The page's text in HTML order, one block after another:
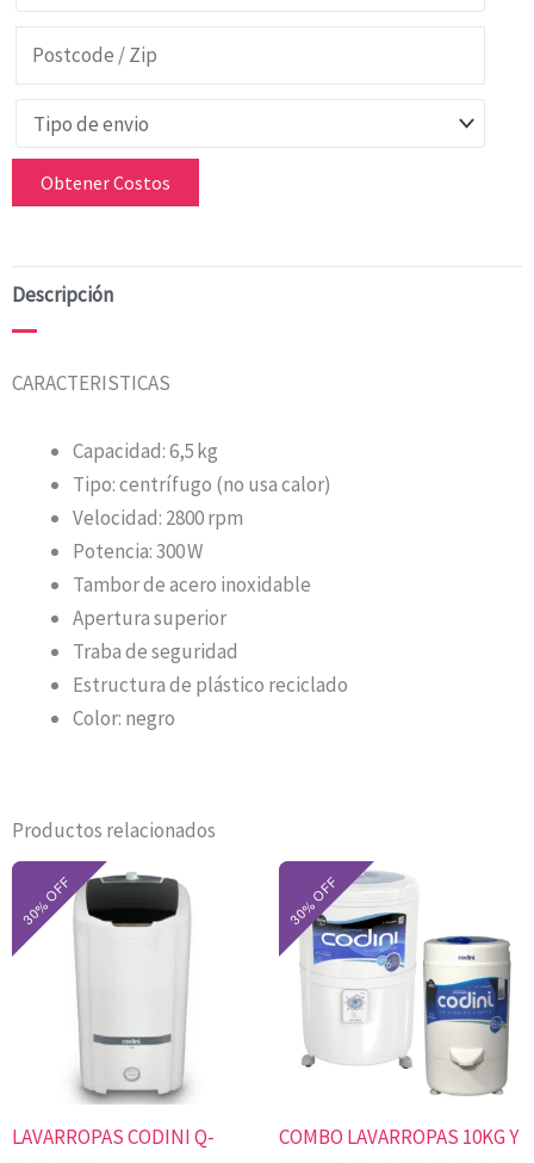
Obtener Costos
Descripción
CARACTERISTICAS
Capacidad: 6,5 kg
Tipo: centrífugo (no usa calor)
Velocidad: 2800 rpm
Potencia: 300 W
Tambor de acero inoxidable
Apertura superior
Traba de seguridad
Estructura de plástico reciclado
Color: negro
Productos relacionados
LAVARROPAS CODINI Q-
El
precio
original
El
precio
actual
COMBO LAVARROPAS 10KG Y
El
precio
original
era:
$512.000.
es:
$358.400.